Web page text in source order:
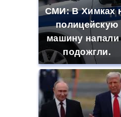
СМИ: В Химках
полицейскую
машину напали
подожгли.